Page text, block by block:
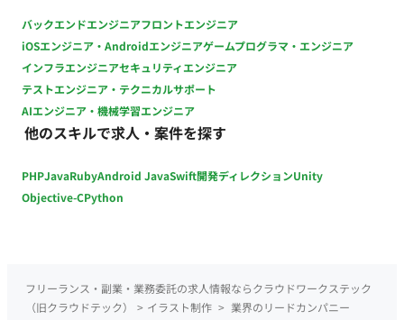
バックエンドエンジニアフロントエンジニア
iOSエンジニア・Androidエンジニアゲームプログラマ・エンジニア
インフラエンジニアセキュリティエンジニア
テストエンジニア・テクニカルサポート
AIエンジニア・機械学習エンジニア
他のスキルで求人・案件を探す
PHPJavaRubyAndroid JavaSwift開発ディレクションUnity
Objective-CPython
フリーランス・副業・業務委託の求人情報ならクラウドワークステック
（旧クラウドテック）
> イラスト制作 > 業界のリードカンパニー